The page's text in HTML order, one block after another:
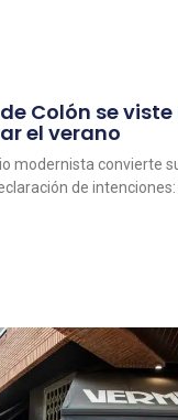
Colón se
el verano
modernista convierte
de